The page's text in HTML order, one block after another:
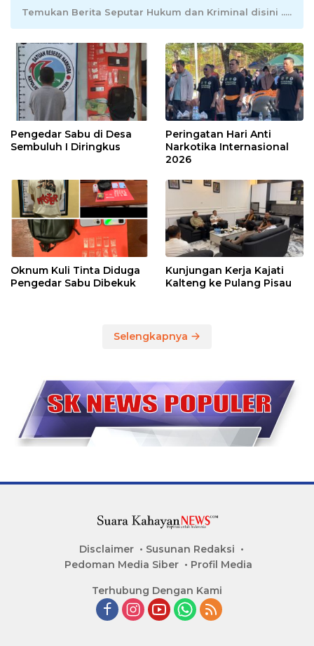
Temukan Berita Seputar Hukum dan Kriminal disini .....
Pengedar Sabu di Desa
Sembuluh I Diringkus
Peringatan Hari Anti
Narkotika Internasional
2026
Oknum Kuli Tinta Diduga
Pengedar Sabu Dibekuk
Kunjungan Kerja Kajati
Kalteng ke Pulang Pisau
Selengkapnya
Disclaimer
Susunan Redaksi
Pedoman Media Siber
Profil Media
Terhubung Dengan Kami